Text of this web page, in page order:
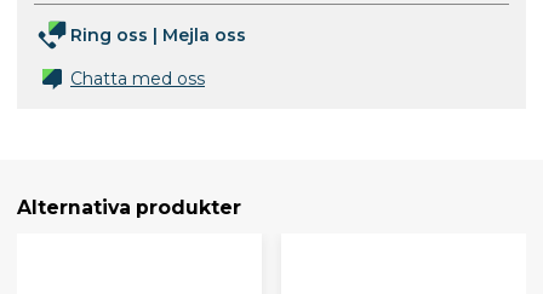
Ring oss | Mejla oss
Chatta med oss
Alternativa produkter